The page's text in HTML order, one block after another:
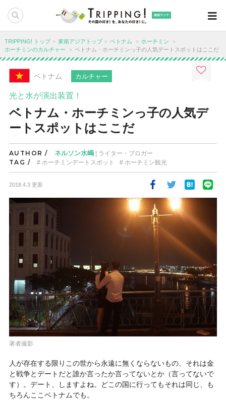
東南アジア
TRIPPING! トップ 東南アジアトップ ベトナム
ホーチミン
ホーチミンのカルチャー
ベトナム・ホーチミンっ子の人気デートスポットはここだ
ベトナム カルチャー
光と水が演出装置！
ベトナム・ホーチミンっ子の人気デ
ートスポットはここだ
AUTHOR / ネルソン水嶋| ライター・ブロガー
TAG / ホーチミンデートスポット ホーチミン観光
2018.4.3 更新
著者撮影
人が存在する限りこの世から永遠に無くならないもの、それは金
と戦争とデート だと誰か言ったか言ってないとか（言ってないで
す）。デート、しますよね。どこの国に行ってもそれは同じ、も
ちろんここベトナムでも。